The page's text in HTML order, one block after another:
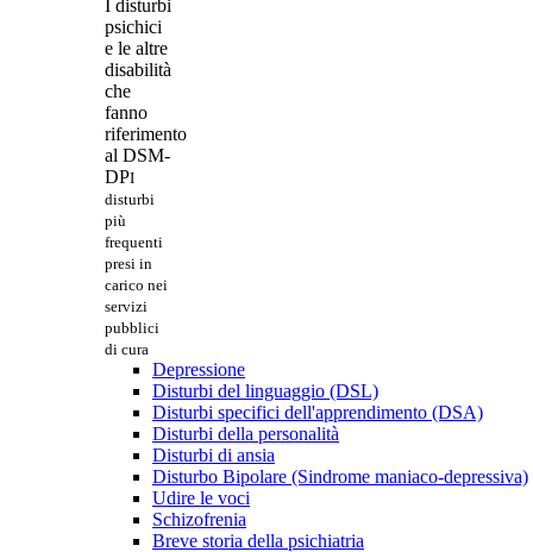
I disturbi
psichici
e le altre
disabilità
che
fanno
riferimento
al DSM-
DPI
disturbi
più
frequenti
presi in
carico nei
servizi
pubblici
di cura
Depressione
Disturbi del linguaggio (DSL)
Disturbi specifici dell'apprendimento (DSA)
Disturbi della personalità
Disturbi di ansia
Disturbo Bipolare (Sindrome maniaco-depressiva)
Udire le voci
Schizofrenia
Breve storia della psichiatria